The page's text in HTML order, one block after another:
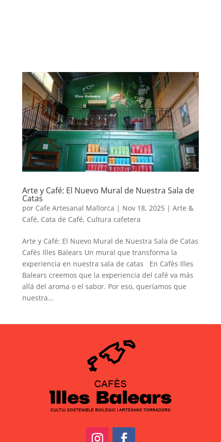
Arte y Café: El Nuevo Mural de Nuestra Sala de
Catas
por Cafe Artesanal Mallorca | Nov 18, 2025| Arte &
Café, Cata de Café, Cultura cafetera
Arte y Café: El Nuevo Mural de Nuestra Sala de Catas
Cafès Illes Balears Un mural que transforma la
experiencia en nuestra sala de catas En Cafès Illes
Balears creemos que la experiencia del café va más
allá del aroma o el sabor. Por eso, queríamos que
nuestra...